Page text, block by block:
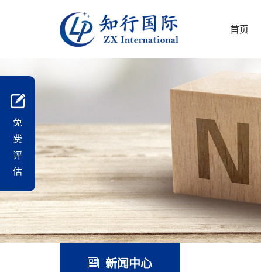
首页
新闻中心
免
费
评
估